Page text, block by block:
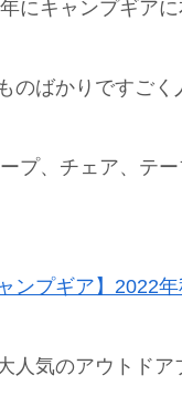
にキャンプギア
のばかりですご
プ、チェア、テ
ンプギア】2022
人気のアウトド